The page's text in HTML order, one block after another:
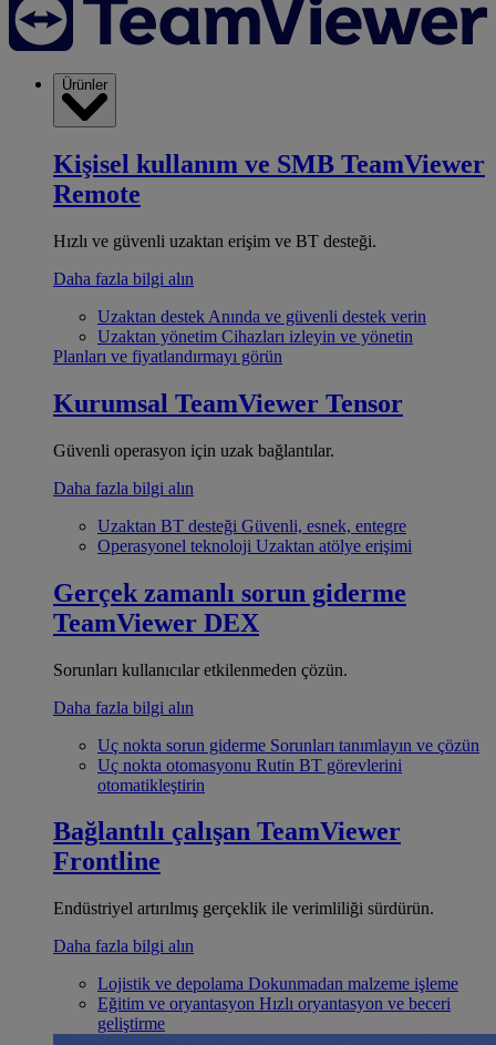
Ürünler
Kişisel kullanım ve SMB TeamViewer
Remote
Hızlı ve güvenli uzaktan erişim ve BT desteği.
Daha fazla bilgi alın
Uzaktan destek Anında ve güvenli destek verin
Uzaktan yönetim Cihazları izleyin ve yönetin
Planları ve fiyatlandırmayı görün
Kurumsal TeamViewer Tensor
Güvenli operasyon için uzak bağlantılar.
Daha fazla bilgi alın
Uzaktan BT desteği Güvenli, esnek, entegre
Operasyonel teknoloji Uzaktan atölye erişimi
Gerçek zamanlı sorun giderme
TeamViewer DEX
Sorunları kullanıcılar etkilenmeden çözün.
Daha fazla bilgi alın
Uç nokta sorun giderme Sorunları tanımlayın ve çözün
Uç nokta otomasyonu Rutin BT görevlerini
otomatikleştirin
Bağlantılı çalışan TeamViewer
Frontline
Endüstriyel artırılmış gerçeklik ile verimliliği sürdürün.
Daha fazla bilgi alın
Lojistik ve depolama Dokunmadan malzeme işleme
Eğitim ve oryantasyon Hızlı oryantasyon ve beceri
geliştirme